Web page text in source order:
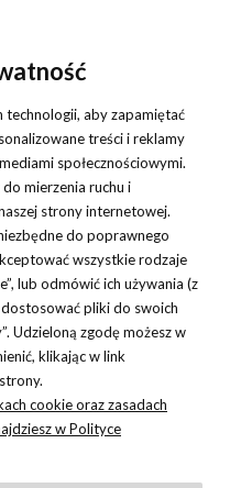
się w sprzedaży
oraz niezbędnych w każdym
gastronomii
która zadowoli każdego
do posiadanego budżetu. W
kawiarni, cukierni,
pizzerii, pralni, cateringu,
które pozwalają na sprawne
aby zapamiętać
treści i reklamy
społecznościowymi.
mierzenia ruchu i
strony internetowej.
do poprawnego
wszystkie rodzaje
lub odmówić ich używania (z
pliki do swoich
Udzieloną zgodę możesz w
klikając w link
cookie oraz zasadach
w Polityce